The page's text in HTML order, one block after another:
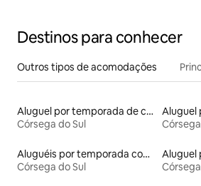
Destinos para conhecer
Outros tipos de acomodações
Aluguel por temporada de casas de veraneio
Córsega do Sul
Córsega
Aluguéis por temporada com acesso ao lago
Córsega do Sul
Córsega